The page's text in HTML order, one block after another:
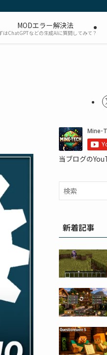
MODエラー解決法
はChatGPTなどの生成AIに質問してみて？
当ブログの
新着記事